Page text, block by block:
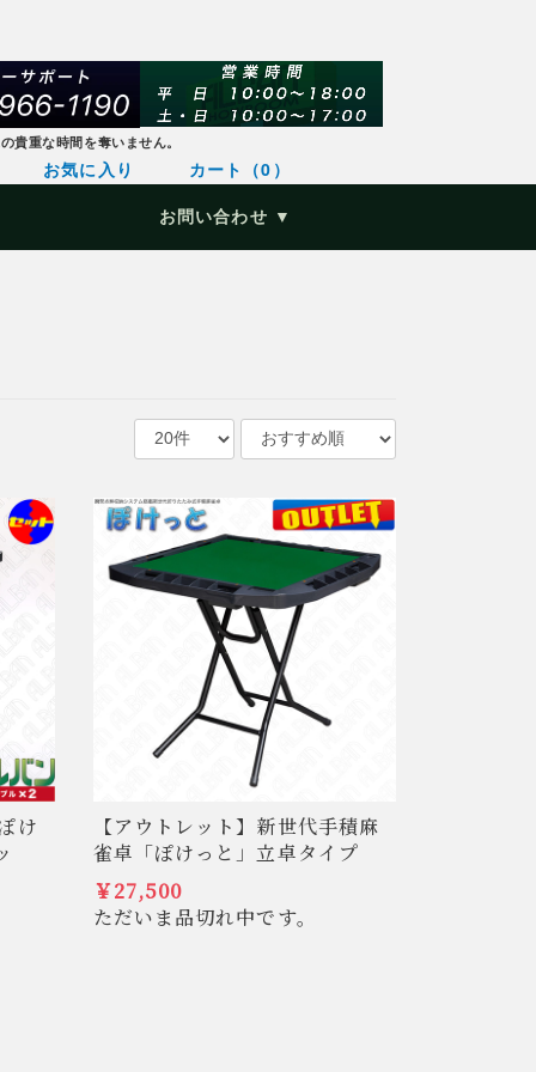
貴重な時間を奪いません。
お気に入り カート（0）
お問い合わせ ▼
け
【アウトレット】新世代手積麻
雀卓「ぽけっと」立卓タイプ
￥27,500
ただいま品切れ中です。